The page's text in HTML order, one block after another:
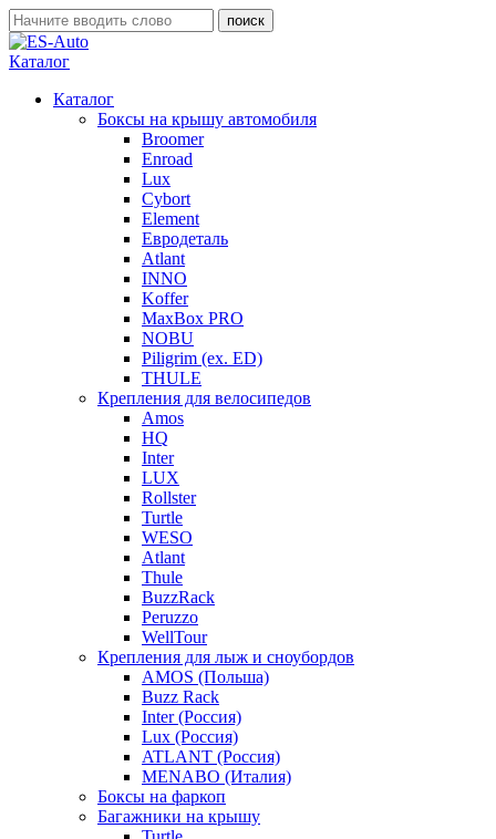
Каталог
Каталог
Боксы на крышу автомобиля
Broomer
Enroad
Lux
Cybort
Element
Евродеталь
Atlant
INNO
Koffer
MaxBox PRO
NOBU
Piligrim (ex. ED)
THULE
Крепления для велосипедов
Amos
HQ
Inter
LUX
Rollster
Turtle
WESO
Atlant
Thule
BuzzRack
Peruzzo
WellTour
Крепления для лыж и сноубордов
AMOS (Польша)
Buzz Rack
Inter (Россия)
Lux (Россия)
ATLANT (Россия)
MENABO (Италия)
Боксы на фаркоп
Багажники на крышу